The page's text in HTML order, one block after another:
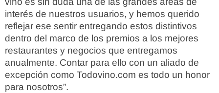
interés de nuestros usuarios, y hemos querido
reflejar ese sentir entregando estos distintivos
dentro del marco de los premios a los mejores
restaurantes y negocios que entregamos
anualmente. Contar para ello con un aliado de
excepción como Todovino.com es todo un honor
para nosotros”.